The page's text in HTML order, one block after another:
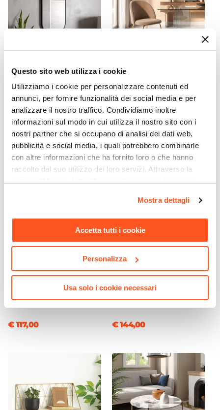
Questo sito web utilizza i cookie
Utilizziamo i cookie per personalizzare contenuti ed
annunci, per fornire funzionalità dei social media e per
analizzare il nostro traffico. Condividiamo inoltre
informazioni sul modo in cui utilizza il nostro sito con i
nostri partner che si occupano di analisi dei dati web,
pubblicità e social media, i quali potrebbero combinarle
con altre informazioni che ha fornito loro o che hanno
raccolto dal suo utilizzo dei loro servizi. Attraverso la
momento. Per maggiori informazioni si invita a leggere la
Mostra dettagli
Accetta tutti i cookie
Personalizza
Usa solo i cookie necessari
Portata Massima Piano
100 kg
8 posti
CODICE:FY-S4N
Specchio da interno
reversibile 80x40 cm con
cornice in alluminio nero
opaco - Finley
€ 72,00
CODICE:
Sedia in velluto cappuccino
con gambe oro - Melt
€ 57,00
CODICE:NVL-11R
Consolle 110cm con piano in
metallo oro - Nevil
€ 117,00
CODICE:PART-728
Pianta artificiale di banano h
€ 144,00